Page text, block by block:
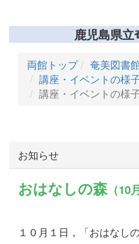
鹿児島県立
両館トップ
奄美図書
講座・イベントの様
講座・イベントの様
お知らせ
おはなしの森（10
１０月１日，「おはなし